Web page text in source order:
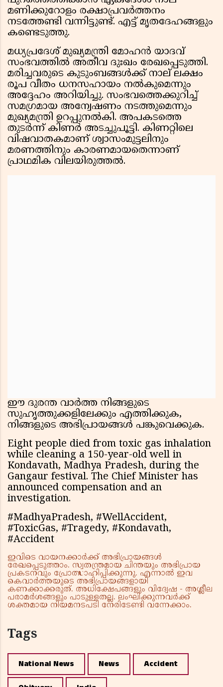
മണിക്കുറോളം രക്ഷാപ്രവർത്തനം
നടത്തേണ്ടി വന്നിട്ടുണ്ട്. എട്ട് മൃതദേഹങ്ങളും
കണ്ടെടുത്തു.
മധ്യപ്രദേശ് മുഖ്യമന്ത്രി മോഹൻ യാദവ്
സംഭവത്തിൽ അതീവ ദുഃഖം രേഖപ്പെടുത്തി.
മരിച്ചവരുടെ കുടുംബങ്ങൾക്ക് നാല് ലക്ഷം
രൂപ വീതം ധനസഹായം നൽകുമെന്നും
അദ്ദേഹം അറിയിച്ചു. സംഭവത്തെക്കുറിച്ച്
സമഗ്രമായ അന്വേഷണം നടത്തുമെന്നും
മുഖ്യമന്ത്രി ഉറപ്പുനൽകി. അപകടത്തെ
തുടർന്ന് കിണർ അടച്ചുപൂട്ടി. കിണറ്റിലെ
വിഷവാതകമാണ് ശ്വാസംമുട്ടലിനും
മരണത്തിനും കാരണമായതെന്നാണ്
പ്രാഥമിക വിലയിരുത്തൽ.
ഈ ദുരന്ത വാർത്ത നിങ്ങളുടെ
സുഹൃത്തുക്കളിലേക്കും എത്തിക്കുക,
നിങ്ങളുടെ അഭിപ്രായങ്ങൾ പങ്കുവെക്കുക.
Eight people died from toxic gas inhalation
while cleaning a 150-year-old well in
Kondavath, Madhya Pradesh, during the
Gangaur festival. The Chief Minister has
announced compensation and an
investigation.
#MadhyaPradesh, #WellAccident,
#ToxicGas, #Tragedy, #Kondavath,
#Accident
ഇവിടെ വായനക്കാർക്ക് അഭിപ്രായങ്ങൾ
രേഖപ്പെടുത്താം. സ്വതന്ത്രമായ ചിന്തയും അഭിപ്രായ
പ്രകടനവും പ്രോത്സാഹിപ്പിക്കുന്നു. എന്നാൽ ഇവ
കെവാർത്തയുടെ അഭിപ്രായങ്ങളായി
കണക്കാക്കരുത്. അധിക്ഷേപങ്ങളും വിദ്വേഷ - അശ്ലീല
പരാമർശങ്ങളും പാടുള്ളതല്ല. ലംഘിക്കുന്നവർക്ക്
ശക്തമായ നിയമനടപടി നേരിടേണ്ടി വന്നേക്കാം.
Tags
National News News Accident